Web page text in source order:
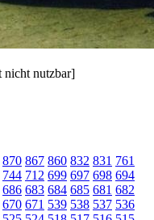
nicht nutzbar]
870 867 860 832 831 761
744 712 699 697 698 694
686 683 684 685 681 682
670 671 539 538 537 536